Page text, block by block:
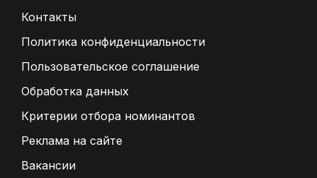
Контакты
Политика конфиденциальности
Пользовательское соглашение
Обработка данных
Критерии отбора номинантов
Реклама на сайте
Вакансии